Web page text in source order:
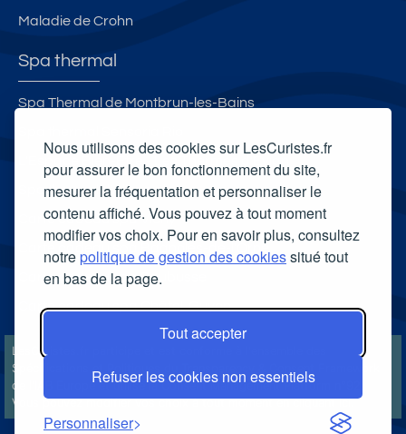
Nous utilisons des cookies sur LesCuristes.fr
pour assurer le bon fonctionnement du site,
mesurer la fréquentation et personnaliser le
contenu affiché. Vous pouvez à tout moment
modifier vos choix. Pour en savoir plus, consultez
notrepolitique de gestion des cookiessitué tout
en bas de la page.
Tout accepter
Refuser les cookies non essentiels
Personnaliser
Maladie de Crohn
Spa thermal
Spa Thermal de Montbrun-les-Bains
Spa thermal d'Allevard
Carte cadeau spa Vichy
Carte cadeau spa Bagnoles-de-l'Orne
Carte cadeau spa Saubusse
Carte cadeau spa Châtel-Guyon
LesCuristes.fr participe et est conforme à l'ensemble des
Spécifications et Politiques du Transparency & Consent Framework
de l'IAB Europe et utilise la Consent Management Platform n°92.
Vous pouvez modifier vos choix à tout moment encliquant ici.